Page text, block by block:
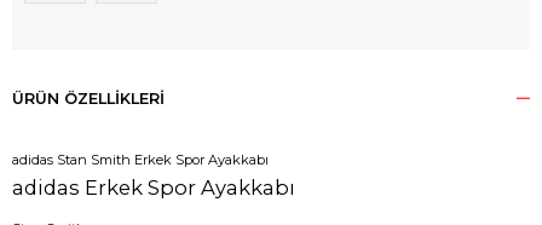
ÜRÜN ÖZELLIKLERI
adidas Stan Smith Erkek Spor Ayakkabı
adidas Erkek Spor Ayakkabı